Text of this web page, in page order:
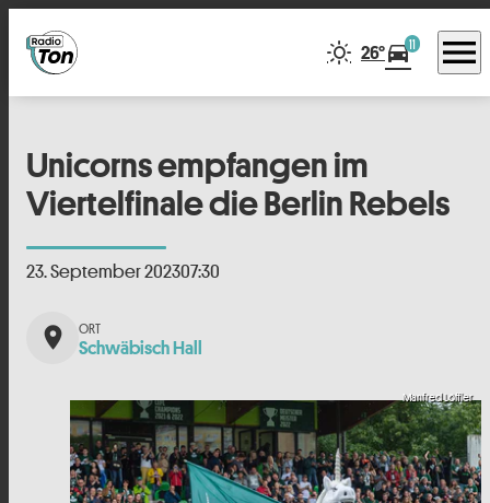
26°directions_car11 menu
Unicorns empfangen im
Viertelfinale die Berlin Rebels
23. September 202307:30
place Schwäbisch Hall
Manfred Löffler